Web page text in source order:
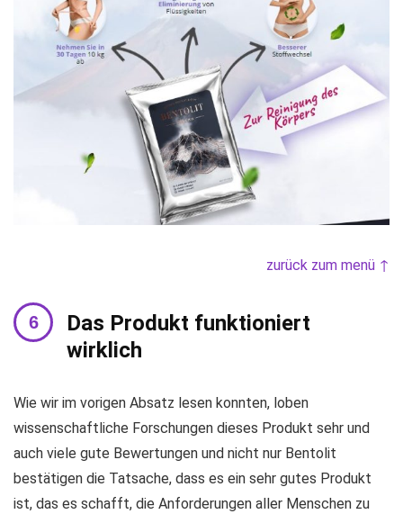
zurück zum menü ↑
Das Produkt funktioniert
wirklich
Wie wir im vorigen Absatz lesen konnten, loben
wissenschaftliche Forschungen dieses Produkt sehr und
auch viele gute Bewertungen und nicht nur Bentolit
bestätigen die Tatsache, dass es ein sehr gutes Produkt
ist, das es schafft, die Anforderungen aller Menschen zu